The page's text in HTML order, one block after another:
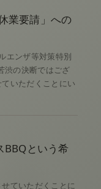
業要請」への
エンザ等対策特別
渋の決断ではござ
いただくことにい
BBQという希
ていただくことに